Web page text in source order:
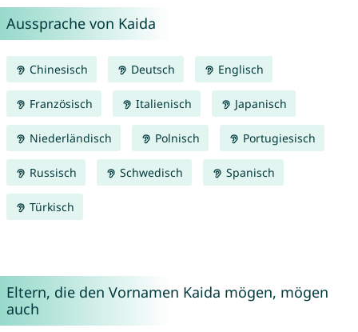
Aussprache von Kaida
Chinesisch Deutsch Englisch
Französisch Italienisch Japanisch
Niederländisch Polnisch Portugiesisch
Russisch Schwedisch Spanisch
Türkisch
Eltern, die den Vornamen Kaida mögen, mögen
auch